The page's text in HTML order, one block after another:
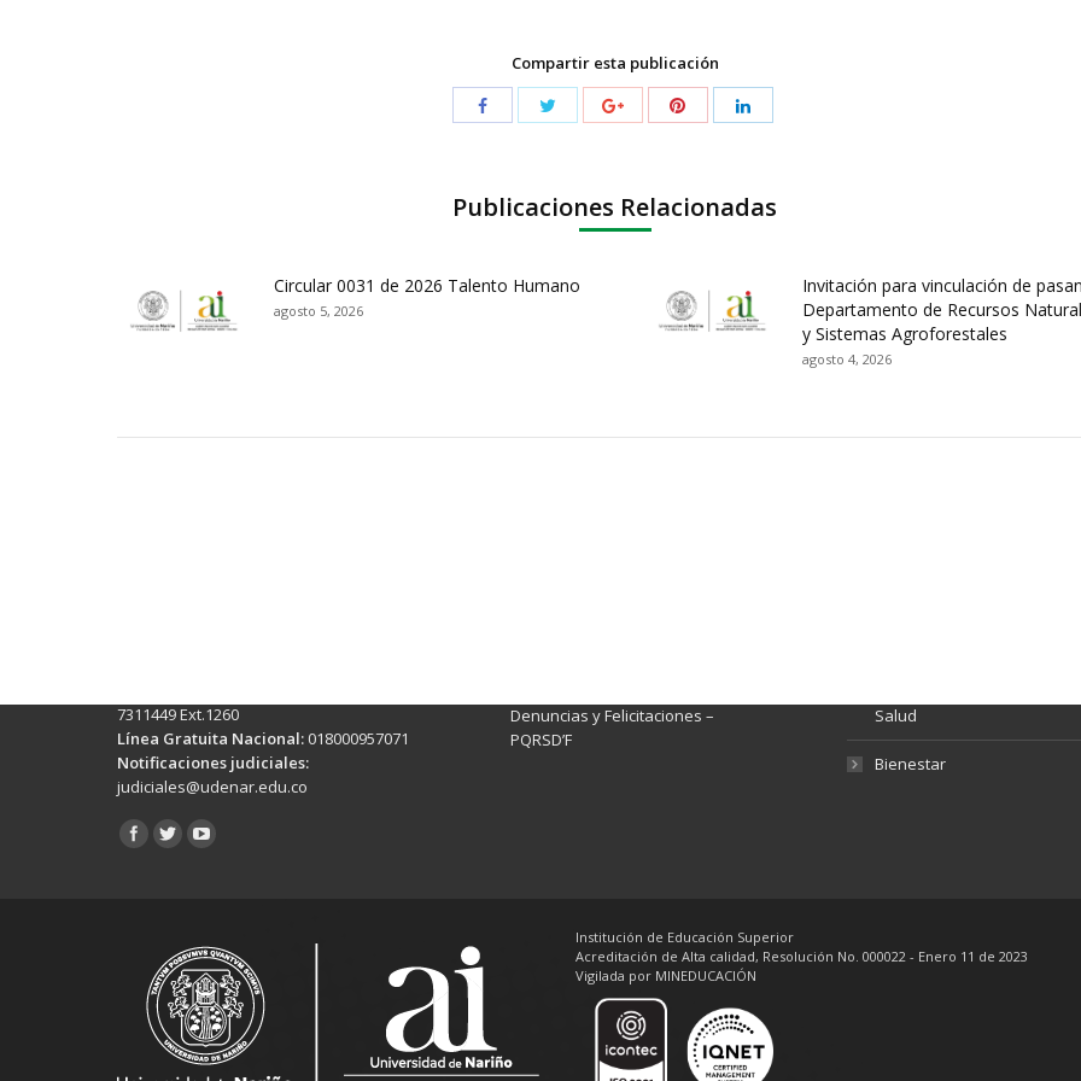
Compartir esta publicación
Publicaciones Relacionadas
Circular 0031 de 2026 Talento Humano
agosto 5, 2026
Invitación para vinculación de
Departamento de Recursos
y Sistemas Agroforestales
agosto 4, 2026
7311449 Ext.1260
Línea Gratuita Nacional: 018000957071
Notificaciones judiciales:
judiciales@udenar.edu.co
Encuéntranos en:
Denuncias y Felicitaciones –
PQRSD’F
Salud
Bienestar
Institución de Educación Superior
Acreditación de Alta calidad, Resolución No. 000022 - Enero 11 de 2023
Vigilada por MINEDUCACIÓN